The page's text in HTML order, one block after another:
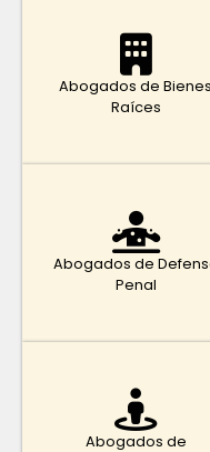
Abogados de Bienes
Raíces
Abogados de
Penal
Abogados de